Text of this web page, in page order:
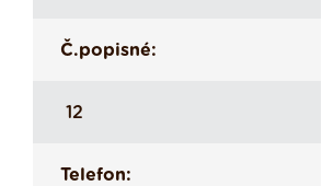
Č.popisné:
12
Telefon: